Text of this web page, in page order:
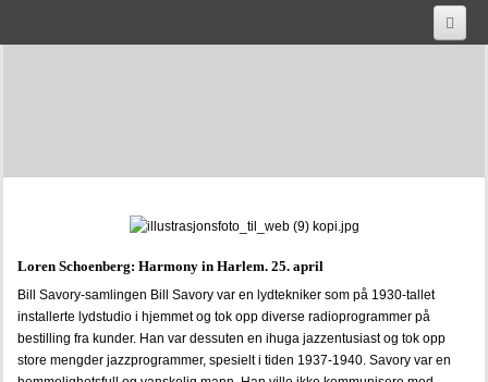
HISTORISK LYD
Jazz, hot & swing, Jazz in Norway vol 1: 1920 - 1940
Loren Schoenberg: Harmony in Harlem. 25. april
Bill Savory-samlingen Bill Savory var en lydtekniker som på 1930-tallet
installerte lydstudio i hjemmet og tok opp diverse radioprogrammer på
bestilling fra kunder. Han var dessuten en ihuga jazzentusiast og tok opp
store mengder jazzprogrammer, spesielt i tiden 1937-1940. Savory var en